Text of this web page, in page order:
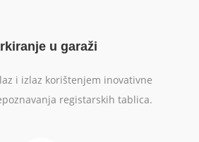
u garaži
i izlaz korištenjem inovativne
registarskih tablica.